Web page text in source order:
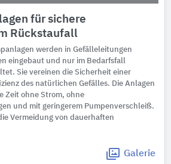
für sichere
Rückstaufall
werden in Gefälleleitungen
eingebaut und nur im Bedarfsfall
Sie vereinen die Sicherheit einer
des natürlichen Gefälles. Die Anlagen
Zeit ohne Strom, ohne
und mit geringerem Pumpenverschleiß.
Vermeidung von dauerhaften
Galerie